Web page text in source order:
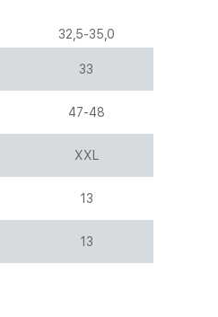
32,5-35,0
33
47-48
XXL
13
13